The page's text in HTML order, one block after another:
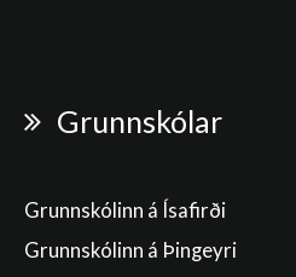
Grunnskólar
Grunnskólinn á Ísafirði
Grunnskólinn á Þingeyri